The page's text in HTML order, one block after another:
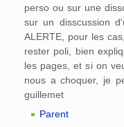
perso ou sur une
sur un disscussion
ALERTE, pour les
rester poli, bien
les pages, et si on
nous a choquer, je
guillemet
Parent